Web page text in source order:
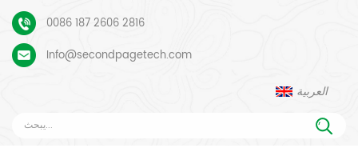
0086 187 2606 2816
Info@secondpagetech.com
العربية